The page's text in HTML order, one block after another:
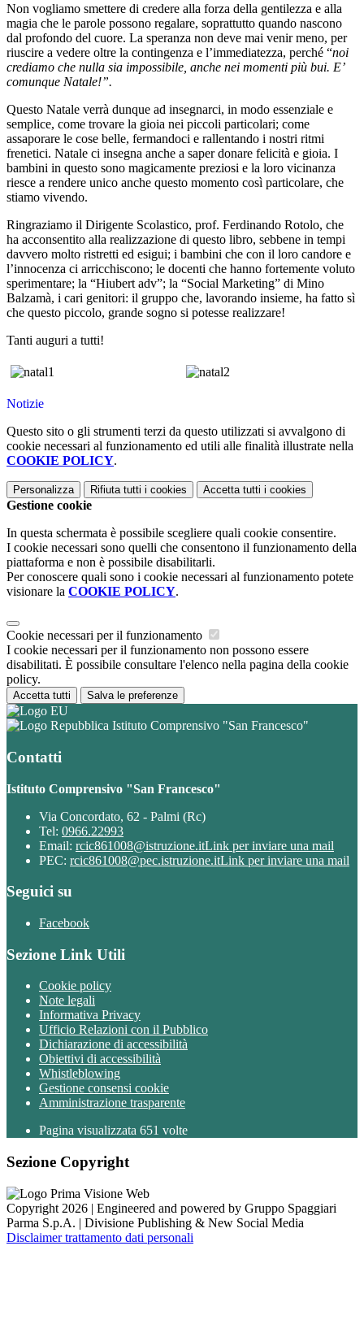
Non vogliamo smettere di credere alla forza della gentilezza e alla
magia che le parole possono regalare, soprattutto quando nascono
dal profondo del cuore. La speranza non deve mai venir meno, per
riuscire a vedere oltre la contingenza e l’immediatezza, perché “noi
crediamo che nulla sia impossibile, anche nei momenti più bui. E’
comunque Natale!”.
Questo Natale verrà dunque ad insegnarci, in modo essenziale e
semplice, come trovare la gioia nei piccoli particolari; come
assaporare le cose belle, fermandoci e rallentando i nostri ritmi
frenetici. Natale ci insegna anche a saper donare felicità e gioia. I
bambini in questo sono magicamente preziosi e la loro vicinanza
riesce a rendere unico anche questo momento così particolare, che
stiamo vivendo.
Ringraziamo il Dirigente Scolastico, prof. Ferdinando Rotolo, che
ha acconsentito alla realizzazione di questo libro, sebbene in tempi
davvero molto ristretti ed esigui; i bambini che con il loro candore e
l’innocenza ci arricchiscono; le docenti che hanno fortemente voluto
sperimentare; la “Hiubert adv”; la “Social Marketing” di Mino
Balzamà, i cari genitori: il gruppo che, lavorando insieme, ha fatto sì
che questo piccolo, grande sogno si potesse realizzare!
Tanti auguri a tutti!
Notizie
Questo sito o gli strumenti terzi da questo utilizzati si avvalgono di
cookie necessari al funzionamento ed utili alle finalità illustrate nella
COOKIE POLICY.
Personalizza Rifiuta tutti i cookies Accetta tutti i cookies
Gestione cookie
In questa schermata è possibile scegliere quali cookie consentire.
I cookie necessari sono quelli che consentono il funzionamento della
piattaforma e non è possibile disabilitarli.
Per conoscere quali sono i cookie necessari al funzionamento potete
visionare la COOKIE POLICY.
Cookie necessari per il funzionamento
I cookie necessari per il funzionamento non possono essere
disabilitati. È possibile consultare l'elenco nella pagina della cookie
policy.
Accetta tutti Salva le preferenze
Istituto Comprensivo "San Francesco"
Contatti
Istituto Comprensivo "San Francesco"
Via Concordato, 62 - Palmi (Rc)
Tel: 0966.22993
Email: rcic861008@istruzione.itLink per inviare una mail
PEC: rcic861008@pec.istruzione.itLink per inviare una mail
Seguici su
Facebook
Sezione Link Utili
Cookie policy
Note legali
Informativa Privacy
Ufficio Relazioni con il Pubblico
Dichiarazione di accessibilità
Obiettivi di accessibilità
Whistleblowing
Gestione consensi cookie
Amministrazione trasparente
Pagina visualizzata 651 volte
Sezione Copyright
Copyright 2026 | Engineered and powered by Gruppo Spaggiari
Parma S.p.A. | Divisione Publishing & New Social Media
Disclaimer trattamento dati personali